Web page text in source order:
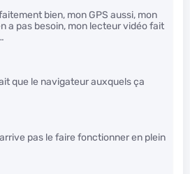
bien, mon GPS aussi, mon
a pas besoin, mon lecteur vidéo fait
que le navigateur auxquels ça
pas le faire fonctionner en plein